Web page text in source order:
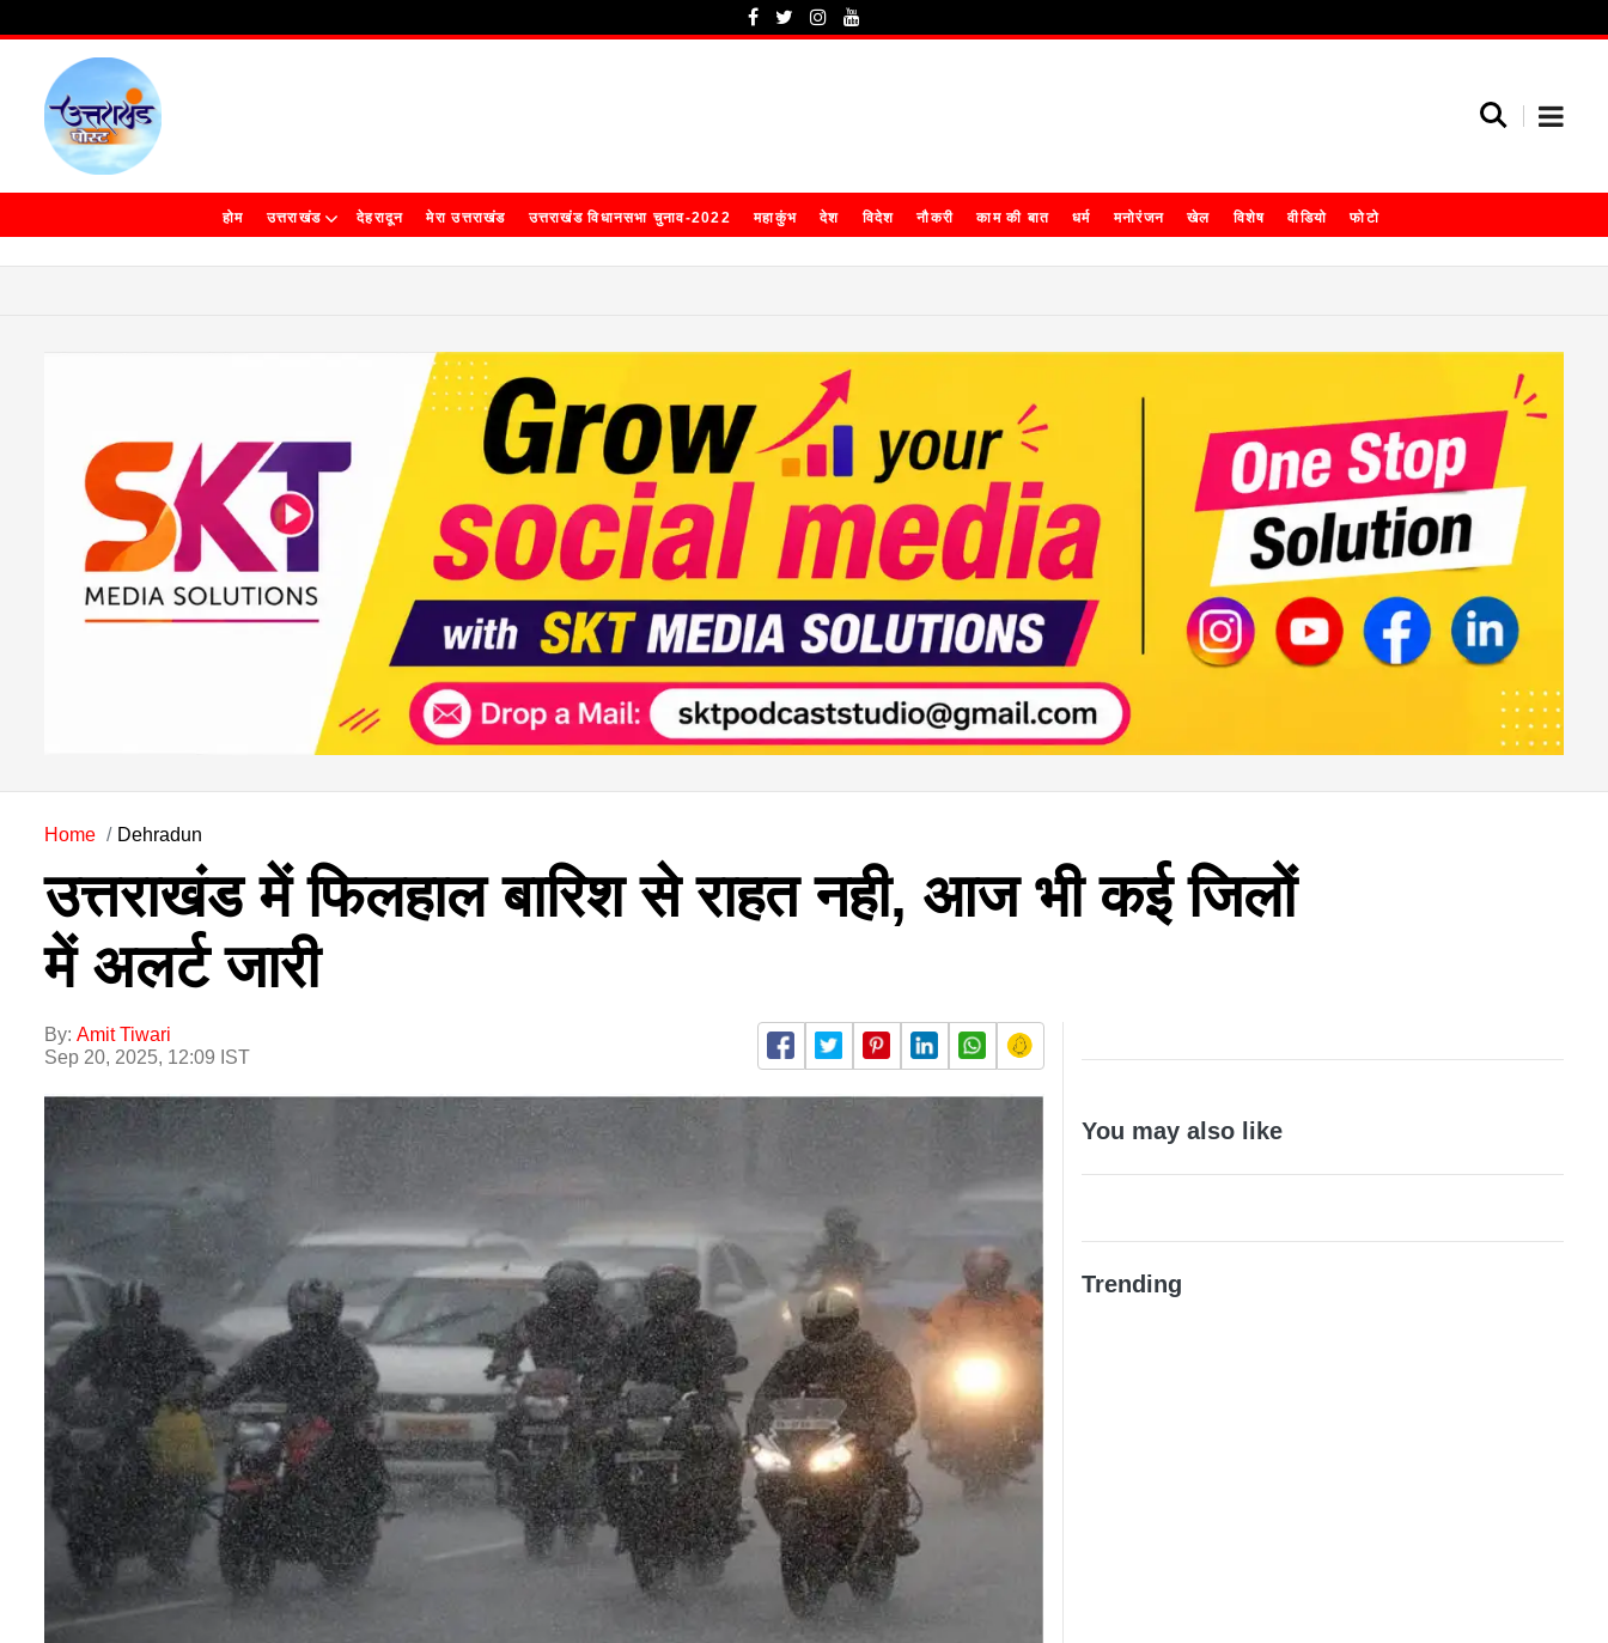
होम उत्तराखंड देहरादून मेरा उत्तराखंड उत्तराखंड विधानसभा चुनाव-2022 महाकुंभ देश विदेश नौकरी काम की बात धर्म मनोरंजन खेल विशेष वीडियो फोटो
Home Dehradun
उत्तराखंड में फिलहाल बारिश से राहत नही, आज भी कई जिलों
में अलर्ट जारी
By: Amit Tiwari
Sep 20, 2025, 12:09 IST
You may also like
Trending